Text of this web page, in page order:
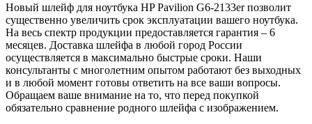
Новый шлейф для ноутбука HP Pavilion G6-2133er позволит
существенно увеличить срок эксплуатации вашего ноутбука.
На весь спектр продукции предоставляется гарантия – 6
месяцев. Доставка шлейфа в любой город России
осуществляется в максимально быстрые сроки. Наши
консультанты с многолетним опытом работают без выходных
и в любой момент готовы ответить на все ваши вопросы.
Обращаем ваше внимание на то, что перед покупкой
обязательно сравнение родного шлейфа с изображением.